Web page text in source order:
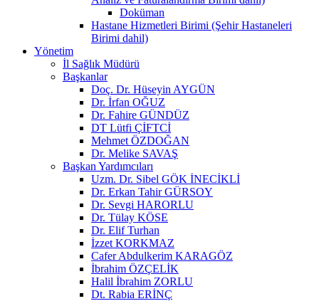
Doküman
Hastane Hizmetleri Birimi (Şehir Hastaneleri
Birimi dahil)
Yönetim
İl Sağlık Müdürü
Başkanlar
Doç. Dr. Hüseyin AYGÜN
Dr. İrfan OĞUZ
Dr. Fahire GÜNDÜZ
DT Lütfi ÇİFTCİ
Mehmet ÖZDOĞAN
Dr. Melike SAVAŞ
Başkan Yardımcıları
Uzm. Dr. Sibel GÖK İNECİKLİ
Dr. Erkan Tahir GÜRSOY
Dr. Sevgi HARORLU
Dr. Tülay KÖSE
Dr. Elif Turhan
İzzet KORKMAZ
Cafer Abdulkerim KARAGÖZ
İbrahim ÖZÇELİK
Halil İbrahim ZORLU
Dt. Rabia ERİNÇ